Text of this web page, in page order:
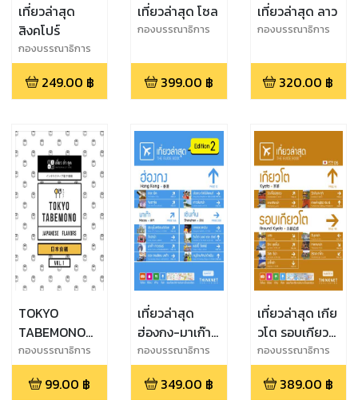
เที่ยวล่าสุด
สิงคโปร์
กองบรรณาธิการ
THiNKNET
249.00 ฿
เที่ยวล่าสุด โซล
กองบรรณาธิการ
399.00 ฿
เที่ยวล่าสุด ลาว
กองบรรณาธิการ
320.00 ฿
TOKYO
TABEMONO
INTERACTIVE
สวรรค์นักชิม
Vol.1 เมนูอาหาร
กองบรรณาธิการ
THiNKNET
99.00 ฿
เที่ยวล่าสุด
ฮ่องกง-มาเก๊า-
เซินเจิ้น
Edition 2
กองบรรณาธิการ
THiNKNET
349.00 ฿
เที่ยวล่าสุด เกีย
วโต รอบเกียว
โต
กองบรรณาธิการ
THiNKNET
389.00 ฿